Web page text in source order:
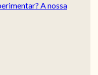
A nossa